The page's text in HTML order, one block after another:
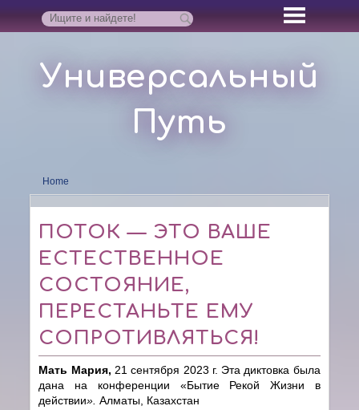
Универсальный
Путь
Home
ПОТОК — ЭТО ВАШЕ
ЕСТЕСТВЕННОЕ
СОСТОЯНИЕ,
ПЕРЕСТАНЬТЕ ЕМУ
СОПРОТИВЛЯТЬСЯ!
Мать Мария, 21 сентября 2023 г. Эта диктовка была
дана на конференции «Бытие Рекой Жизни в
действии». Алматы, Казахстан